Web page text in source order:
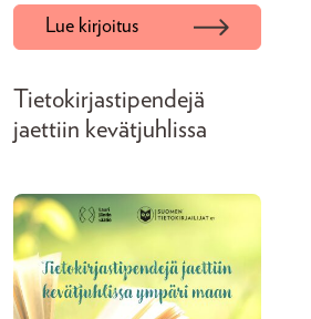
Lue kirjoitus
Tietokirjastipendejä
jaettiin kevätjuhlissa